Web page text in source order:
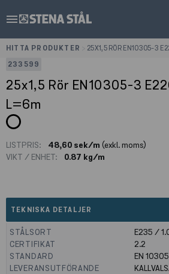
menu
HITTA PRODUKTER
25X1,5 RÖR EN10305-3
233599
25x1,5 Rör EN10305-3
L=6m
LISTPRIS: 48,60 sek/m (exkl. moms)
VIKT / ENHET:
0.87 kg/m
TEKNISKA DETALJER
STÅLSORT
E235 /
CERTIFIKAT
2.2
STANDARD
EN
LEVERANSUTFÖRANDE